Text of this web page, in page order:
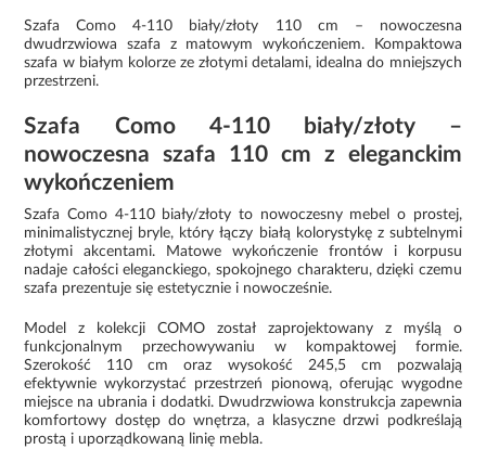
Szafa Como 4-110 biały/złoty 110 cm – nowoczesna
dwudrzwiowa szafa z matowym wykończeniem. Kompaktowa
szafa w białym kolorze ze złotymi detalami, idealna do mniejszych
przestrzeni.
Szafa Como 4-110 biały/złoty –
nowoczesna szafa 110 cm z eleganckim
wykończeniem
Szafa Como 4-110 biały/złoty to nowoczesny mebel o prostej,
minimalistycznej bryle, który łączy białą kolorystykę z subtelnymi
złotymi akcentami. Matowe wykończenie frontów i korpusu
nadaje całości eleganckiego, spokojnego charakteru, dzięki czemu
szafa prezentuje się estetycznie i nowocześnie.
Model z kolekcji COMO został zaprojektowany z myślą o
funkcjonalnym przechowywaniu w kompaktowej formie.
Szerokość 110 cm oraz wysokość 245,5 cm pozwalają
efektywnie wykorzystać przestrzeń pionową, oferując wygodne
miejsce na ubrania i dodatki. Dwudrzwiowa konstrukcja zapewnia
komfortowy dostęp do wnętrza, a klasyczne drzwi podkreślają
prostą i uporządkowaną linię mebla.